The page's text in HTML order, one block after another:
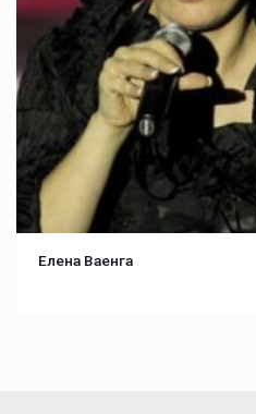
Елена Ваенга